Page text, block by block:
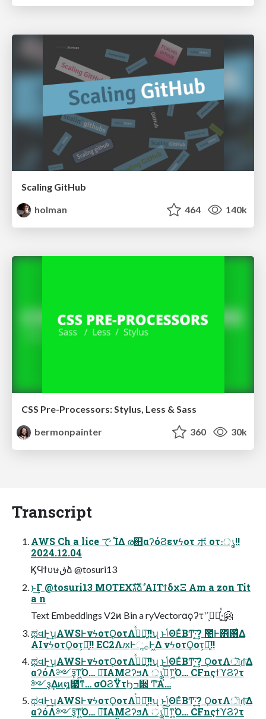
Scaling GitHub
holman
464 140k
CSS Pre-Processors: Stylus, Less & Sass
bermonpainter
360 30k
Transcript
AWS Ch a lice で ࢝ΊΔ ര଎αʔόϨενϟοτ ボ οτ։ൃ!!
2024.12.04
ϏϤϯυษڧձ @tosuri13
ͱ͢Γ @tosuri13 MOTEXגࣜձࣾ AIΤϯδχΞ Am a zon Tit
a n
Text Embeddings V2ͷ Bin a ryVectorαϙʔτʹڳ͕ߴ໐͍ͬͯ·͢🤗
ಥવͰ͕͢ʮAWSͰνϟοτϘοτΛ࡞ͬͯཉ͍͠!!ʯ ͱݴΘΕͨΒͲ͏͠·͔͢? ࣾ಺Ͱ΋࢖͑Δ
AIνϟοτϘοτ͕ཉ͍͠!! EC2ΛԕִͰૢ࡞Ͱ͖Δ νϟοτϘοτ͕ཉ͍͠!!
ಥવͰ͕͢ʮAWSͰνϟοτϘοτΛ࡞ͬͯཉ͍͠!!ʯ ͱݴΘΕͨΒͲ͏͠·͔͢? ϘοτΛৗறͤ͞Δ
αʔόΛ༻ҙ͠ͳ͖Ό… ৽͘͠IAMϩʔϧΛ ൃߦ͓͔ͯ͠ͳ͖Ό… CFnςϯϓϨʔτ
༻ҙ͢Δͷ໘౗ͩͳ͊… σΟϨΫτϦߏ੒ Ͳ͏͠Α͏…
ಥવͰ͕͢ʮAWSͰνϟοτϘοτΛ࡞ͬͯཉ͍͠!!ʯ ͱݴΘΕͨΒͲ͏͠·͔͢? ϘοτΛৗறͤ͞Δ
αʔόΛ༻ҙ͠ͳ͖Ό… ৽͘͠IAMϩʔϧΛ ൃߦ͓͔ͯ͠ͳ͖Ό… CFnςϯϓϨʔτ